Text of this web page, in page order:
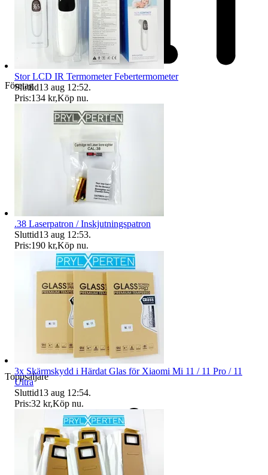
Företag
Toppsäljare
Stor LCD IR Termometer Febertermometer
Sluttid13 aug 12:52.
Pris:134 kr,Köp nu.
.38 Laserpatron / Inskjutningspatron
Sluttid13 aug 12:53.
Pris:190 kr,Köp nu.
3x Skärmskydd i Härdat Glas för Xiaomi Mi 11 / 11 Pro / 11
Ultra
Sluttid13 aug 12:54.
Pris:32 kr,Köp nu.